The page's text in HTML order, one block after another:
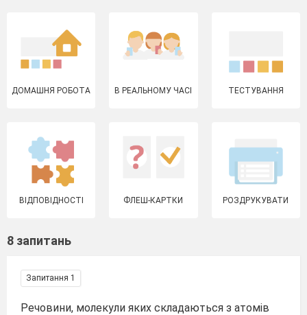
ДОМАШНЯ РОБОТА В РЕАЛЬНОМУ ЧАСІ ТЕСТУВАННЯ
ВІДПОВІДНОСТІ ФЛЕШ-КАРТКИ РОЗДРУКУВАТИ
8 запитань
Запитання 1
Речовини, молекули яких складаються з атомів